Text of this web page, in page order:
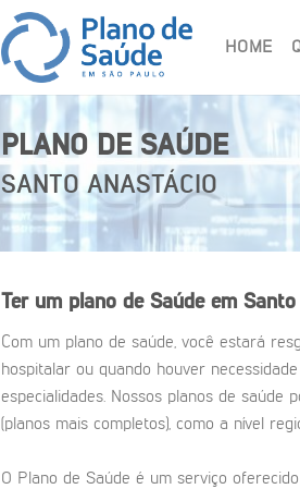
HOME
PLANO DE SAÚDE
SANTO ANASTÁCIO
Ter um plano de Saúde em
Com um plano de saúde, você estará
hospitalar ou quando houver
especialidades. Nossos planos de saúde
(planos mais completos), como a nível
O Plano de Saúde é um serviço